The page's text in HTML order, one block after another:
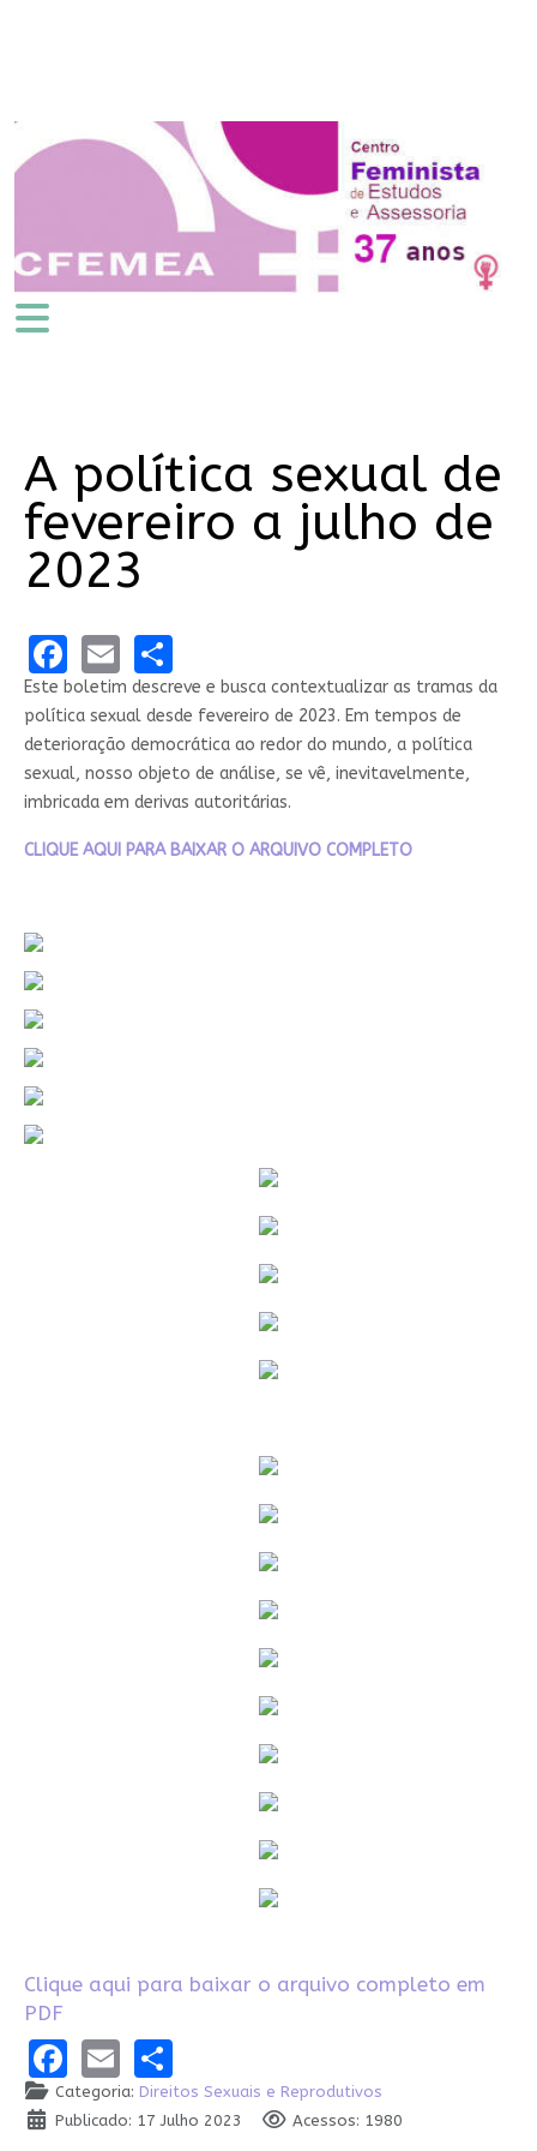
A política sexual de
fevereiro a julho de
2023
Facebook
EmailShare
Este boletim descreve e busca contextualizar as tramas da
política sexual desde fevereiro de 2023. Em tempos de
deterioração democrática ao redor do mundo, a política
sexual, nosso objeto de análise, se vê, inevitavelmente,
imbricada em derivas autoritárias.
CLIQUE AQUI PARA BAIXAR O ARQUIVO COMPLETO
Clique aqui para baixar o arquivo completo em
PDF
Facebook
EmailShare
Categoria: Direitos Sexuais e Reprodutivos
Publicado: 17 Julho 2023
Acessos: 1980